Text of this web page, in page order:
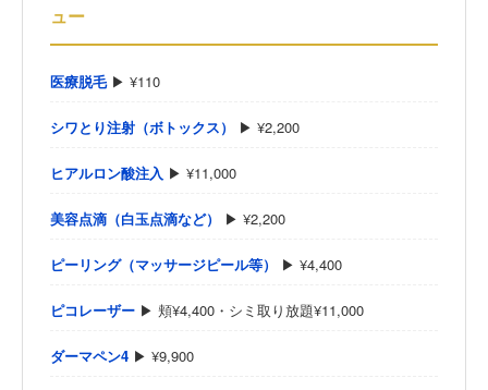
ュー
医療脱毛▶ ¥110
シワとり注射（ボトックス） ▶ ¥2,200
ヒアルロン酸注入 ▶ ¥11,000
美容点滴（白玉点滴など） ▶ ¥2,200
ピーリング（マッサージピール等） ▶ ¥4,400
ピコレーザー ▶ 頬¥4,400・シミ取り放題¥11,000
ダーマペン4 ▶ ¥9,900